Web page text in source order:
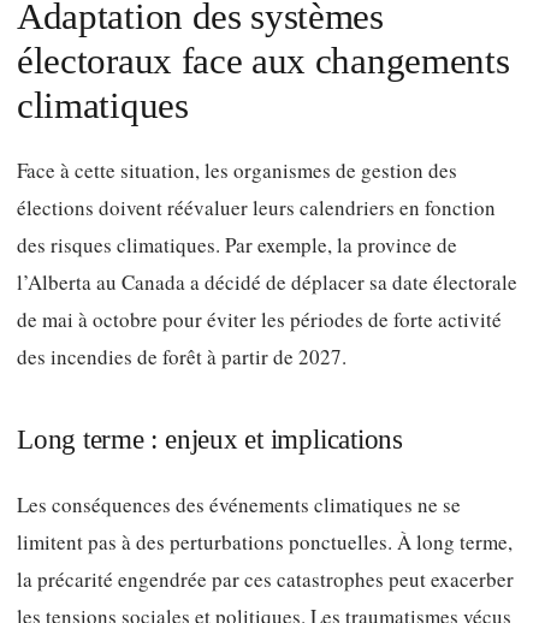
Adaptation des systèmes
électoraux face aux changements
climatiques
Face à cette situation, les organismes de gestion des
élections doivent réévaluer leurs calendriers en fonction
des risques climatiques. Par exemple, la province de
l’Alberta au Canada a décidé de déplacer sa date électorale
de mai à octobre pour éviter les périodes de forte activité
des incendies de forêt à partir de 2027.
Long terme : enjeux et implications
Les conséquences des événements climatiques ne se
limitent pas à des perturbations ponctuelles. À long terme,
la précarité engendrée par ces catastrophes peut exacerber
les tensions sociales et politiques. Les traumatismes vécus